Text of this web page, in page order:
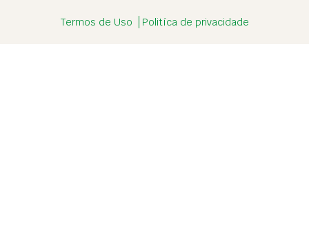
Termos de Uso Politíca de privacidade